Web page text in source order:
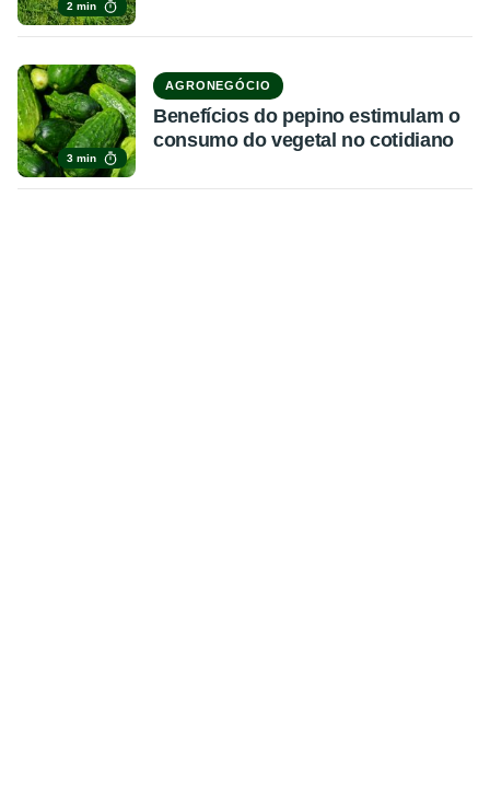
2 min
3 min
AGRONEGÓCIO
Benefícios do pepino estimulam o
consumo do vegetal no cotidiano